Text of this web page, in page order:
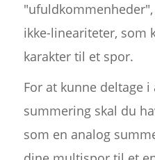
ikke-lineariteter, som
karakter til et spor.
For at kunne deltage
summering skal du
som en analog